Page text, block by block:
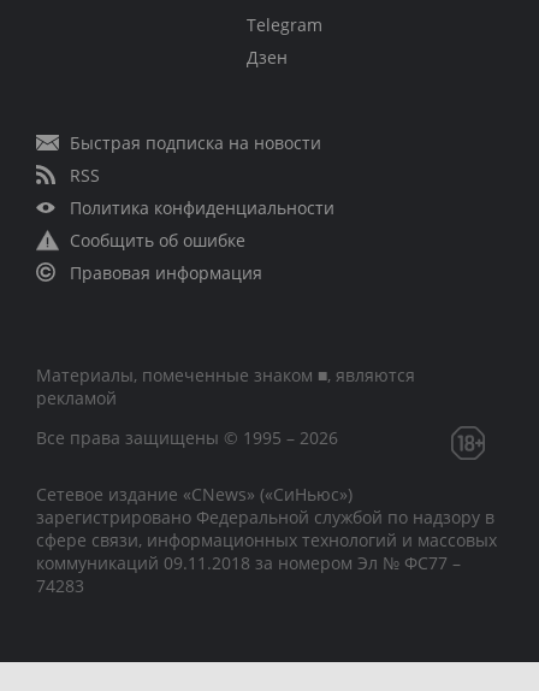
Telegram
Дзен
Быстрая подписка на новости
RSS
Политика конфиденциальности
Сообщить об ошибке
Правовая информация
Материалы, помеченные знаком ■, являются
рекламой
Все права защищены © 1995 – 2026
Сетевое издание «CNews» («СиНьюс»)
зарегистрировано Федеральной службой по надзору в
сфере связи, информационных технологий и массовых
коммуникаций 09.11.2018 за номером Эл № ФС77 –
74283